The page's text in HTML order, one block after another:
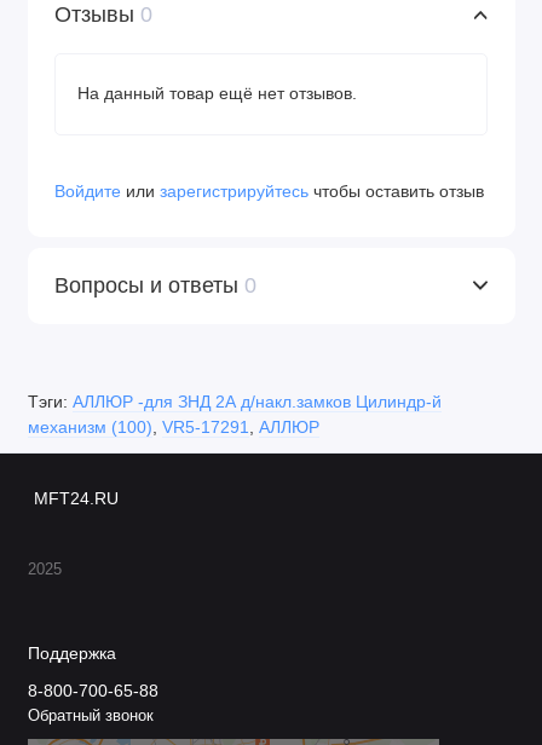
Отзывы 0
На данный товар ещё нет отзывов.
Войдите или зарегистрируйтесь чтобы оставить отзыв
Вопросы и ответы 0
Тэги: АЛЛЮР -для ЗНД 2А д/накл.замков Цилиндр-й
механизм (100) VR5-17291 АЛЛЮР
MFT24.RU
2025
Поддержка
8-800-700-65-88
Обратный звонок